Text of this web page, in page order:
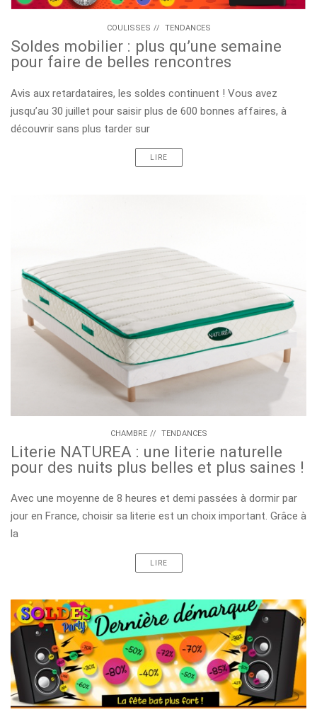
COULISSES // TENDANCES
Soldes mobilier : plus qu’une semaine
pour faire de belles rencontres
Avis aux retardataires, les soldes continuent ! Vous avez
jusqu’au 30 juillet pour saisir plus de 600 bonnes affaires, à
découvrir sans plus tarder sur
LIRE
CHAMBRE // TENDANCES
Literie NATUREA : une literie naturelle
pour des nuits plus belles et plus saines !
Avec une moyenne de 8 heures et demi passées à dormir par
jour en France, choisir sa literie est un choix important. Grâce à
la
LIRE